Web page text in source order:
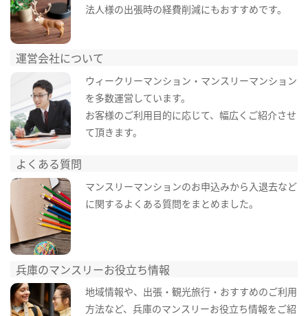
法人様の出張時の経費削減にもおすすめです。
運営会社について
ウィークリーマンション・マンスリーマンション
を多数運営しています。
お客様のご利用目的に応じて、幅広くご紹介させ
て頂きます。
よくある質問
マンスリーマンションのお申込みから入退去など
に関するよくある質問をまとめました。
兵庫のマンスリーお役立ち情報
地域情報や、出張・観光旅行・おすすめのご利用
方法など、兵庫のマンスリーお役立ち情報をご紹